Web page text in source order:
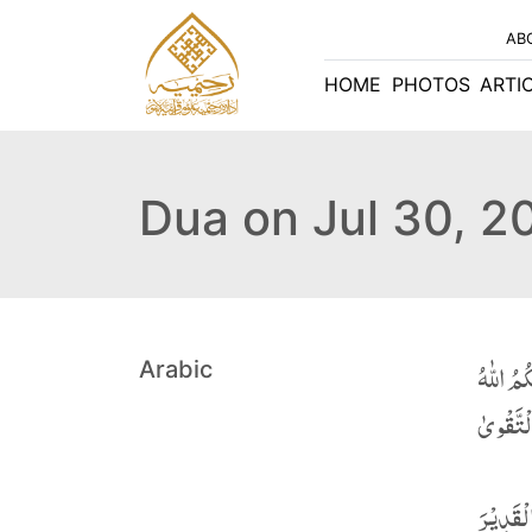
HOME PHOTOS
Dua on Jul 30,
Arabic